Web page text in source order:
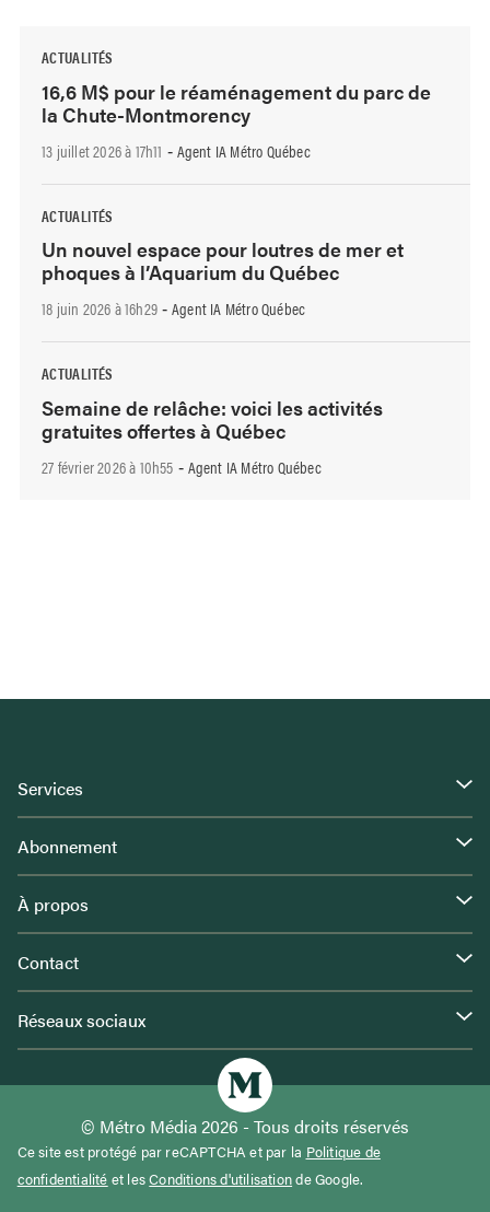
ACTUALITÉS
16,6 M$ pour le réaménagement du parc de
la Chute-Montmorency
13 juillet 2026 à 17h11 - Agent IA Métro Québec
ACTUALITÉS
Un nouvel espace pour loutres de mer et
phoques à l’Aquarium du Québec
18 juin 2026 à 16h29 - Agent IA Métro Québec
ACTUALITÉS
Semaine de relâche: voici les activités
gratuites offertes à Québec
27 février 2026 à 10h55 - Agent IA Métro Québec
Services
Abonnement
À propos
Contact
Réseaux sociaux
© Métro Média 2026 - Tous droits réservés
Ce site est protégé par reCAPTCHA et par la Politique de
confidentialité et lesConditions d'utilisationde Google.